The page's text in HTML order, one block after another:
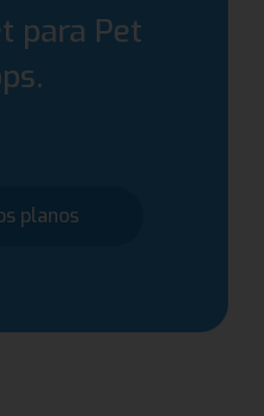
para Pet
planos